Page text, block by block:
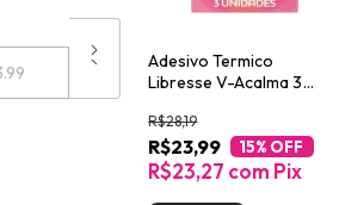
Adesivo Termico
Libresse V-Acalma 3
R$23,99
R$28,19
15% OFF
R$23,27 com Pix